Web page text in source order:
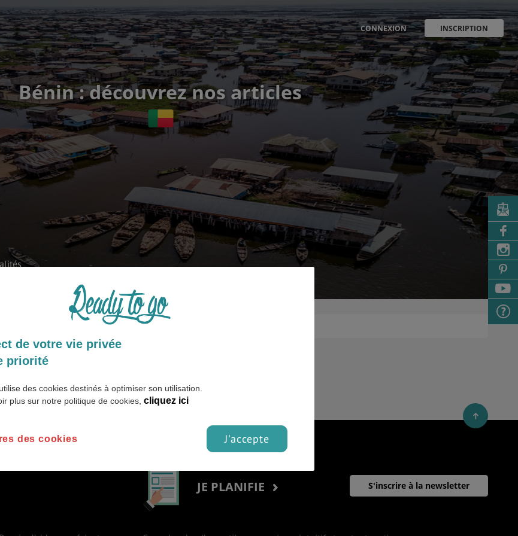
CONNEXION INSCRIPTION
Bénin : découvrez nos articles
VIDEOS & INTERVIEWS
S'inscrire à la newsletter
JE PLANIFIE
de votre vie privée
priorité
des cookies destinés à optimiser son utilisation.
plus sur notre politique de cookies, cliquez ici
J'accepte
des cookies